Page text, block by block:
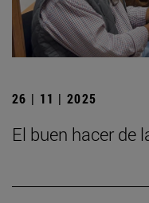
26 | 11 | 2025
El buen hacer de